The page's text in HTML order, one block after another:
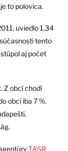
to polovica.
uviedlo 1,34
tento
aj počet
Z obcí chodí
obcí iba 7 %.
TASR